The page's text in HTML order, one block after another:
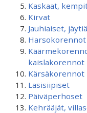
Kaskaat,
Kirvat
Jauhiaiset,
Harsokorennot
kaislakorennot
Kärsäkorennot
Lasisiipiset
Päiväperhoset
Kehrääjät,